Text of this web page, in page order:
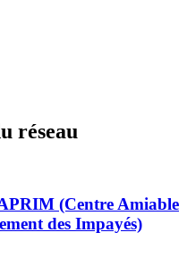
réseau
(Centre Amiable
des Impayés)